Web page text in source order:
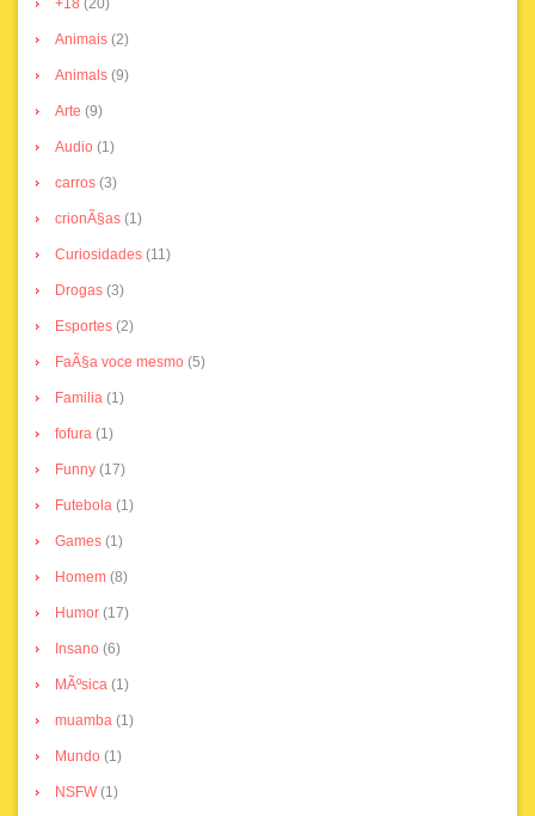
+18 (20)
Animais (2)
Animals (9)
Arte (9)
Audio (1)
carros (3)
crionÃ§as (1)
Curiosidades (11)
Drogas (3)
Esportes (2)
FaÃ§a voce mesmo (5)
Familia (1)
fofura (1)
Funny (17)
Futebola (1)
Games (1)
Homem (8)
Humor (17)
Insano (6)
MÃºsica (1)
muamba (1)
Mundo (1)
NSFW(1)